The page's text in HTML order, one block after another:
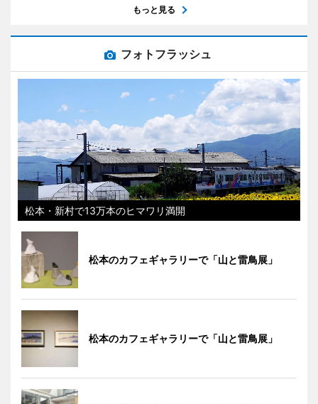
もっと見る
フォトフラッシュ
松本・新村で13万本のヒマワリ満開
松本のカフェギャラリーで「山と雷鳥展」
松本のカフェギャラリーで「山と雷鳥展」